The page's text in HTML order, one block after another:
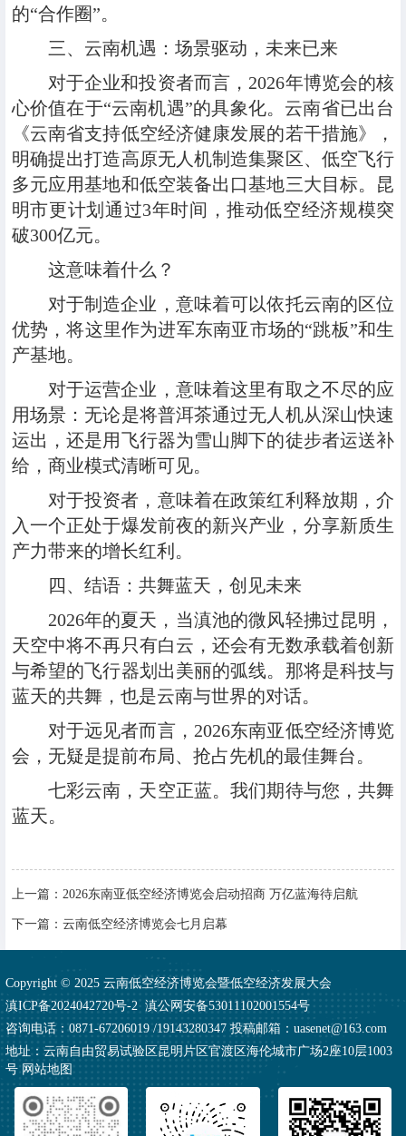
的“合作圈”。
三、云南机遇：场景驱动，未来已来
对于企业和投资者而言，2026年博览会的核
心价值在于“云南机遇”的具象化。云南省已出台
《云南省支持低空经济健康发展的若干措施》，
明确提出打造高原无人机制造集聚区、低空飞行
多元应用基地和低空装备出口基地三大目标。昆
明市更计划通过3年时间，推动低空经济规模突
破300亿元。
这意味着什么？
对于制造企业，意味着可以依托云南的区位
优势，将这里作为进军东南亚市场的“跳板”和生
产基地。
对于运营企业，意味着这里有取之不尽的应
用场景：无论是将普洱茶通过无人机从深山快速
运出，还是用飞行器为雪山脚下的徒步者运送补
给，商业模式清晰可见。
对于投资者，意味着在政策红利释放期，介
入一个正处于爆发前夜的新兴产业，分享新质生
产力带来的增长红利。
四、结语：共舞蓝天，创见未来
2026年的夏天，当滇池的微风轻拂过昆明，
天空中将不再只有白云，还会有无数承载着创新
与希望的飞行器划出美丽的弧线。那将是科技与
蓝天的共舞，也是云南与世界的对话。
对于远见者而言，2026东南亚低空经济博览
会，无疑是提前布局、抢占先机的最佳舞台。
七彩云南，天空正蓝。我们期待与您，共舞
蓝天。
上一篇： 2026东南亚低空经济博览会启动招商 万亿蓝海待启航
下一篇： 云南低空经济博览会七月启幕
Copyright © 2025 云南低空经济博览会暨低空经济发展大会
滇ICP备2024042720号-2滇公网安备53011102001554号
咨询电话：0871-67206019 /19143280347 投稿邮箱：uasenet@163.com
地址：云南自由贸易试验区昆明片区官渡区海伦城市广场2座10层1003
号网站地图